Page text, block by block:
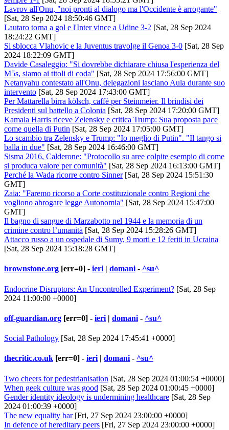
Lavrov all'Onu, "noi pronti al dialogo ma l'Occidente è arrogante"
[Sat, 28 Sep 2024 18:50:46 GMT]
Lautaro torna a gol e l'Inter vince a Udine 3-2 [Sat, 28 Sep 2024
18:24:22 GMT]
Si sblocca Vlahovic e la Juventus travolge il Genoa 3-0 [Sat, 28 Sep
2024 18:22:09 GMT]
Davide Casaleggio: "Si dovrebbe dichiarare chiusa l'esperienza del
M5s, siamo ai titoli di coda" [Sat, 28 Sep 2024 17:56:00 GMT]
Netanyahu contestato all'Onu, delegazioni lasciano Aula durante suo
intervento [Sat, 28 Sep 2024 17:43:00 GMT]
Per Mattarella birra kölsch, caffè per Steinmeier. Il brindisi dei
Presidenti sul battello a Colonia [Sat, 28 Sep 2024 17:20:00 GMT]
Kamala Harris riceve Zelensky e critica Trump: Sua proposta pace
come quella di Putin [Sat, 28 Sep 2024 17:05:00 GMT]
Lo scambio tra Zelensky e Trump: "Io meglio di Putin". "Il tango si
balla in due" [Sat, 28 Sep 2024 16:46:00 GMT]
Sisma 2016, Calderone: "Protocollo su aree colpite esempio di come
si produca valore per comunità" [Sat, 28 Sep 2024 16:13:00 GMT]
Perché la Wada ricorre contro Sinner[Sat, 28 Sep 2024 15:51:30
GMT]
Zaia: "Faremo ricorso a Corte costituzionale contro Regioni che
vogliono abrogare legge Autonomia" [Sat, 28 Sep 2024 15:47:00
GMT]
Il bagno di sangue di Marzabotto nel 1944 e la memoria di un
crimine contro l’umanità [Sat, 28 Sep 2024 15:28:26 GMT]
Attacco russo a un ospedale di Sumy, 9 morti e 12 feriti in Ucraina
[Sat, 28 Sep 2024 15:18:28 GMT]
brownstone.org [err=0] - ieri| domani- ^su^
Endocrine Disruptors: An Uncontrolled Experiment? [Sat, 28 Sep
2024 11:00:00 +0000]
off-guardian.org [err=0] - ieri | domani - ^su^
Social Pathology [Sat, 28 Sep 2024 17:45:41 +0000]
thecritic.co.uk [err=0] - ieri| domani- ^su^
Two cheers for pedestrianisation [Sat, 28 Sep 2024 01:00:54 +0000]
When geek culture was good [Sat, 28 Sep 2024 01:00:45 +0000]
Gender identity ideology is undermining healthcare [Sat, 28 Sep
2024 01:00:39 +0000]
The new equality bar[Fri, 27 Sep 2024 23:00:00 +0000]
In defence of hereditary peers [Fri, 27 Sep 2024 23:00:00 +0000]